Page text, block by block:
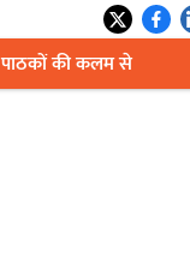
पाठकों की कलम से